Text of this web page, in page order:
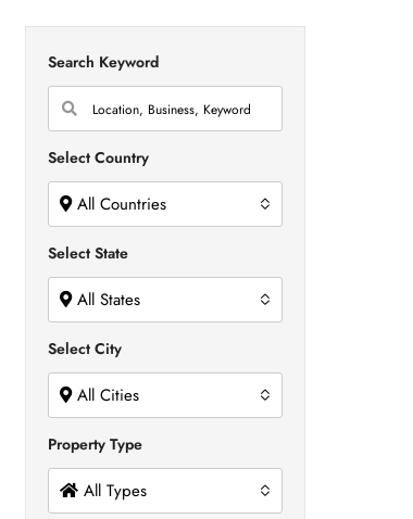
Search Keyword
Select Country
All Countries
Select State
All States
Select City
All Cities
Property Type
All Types